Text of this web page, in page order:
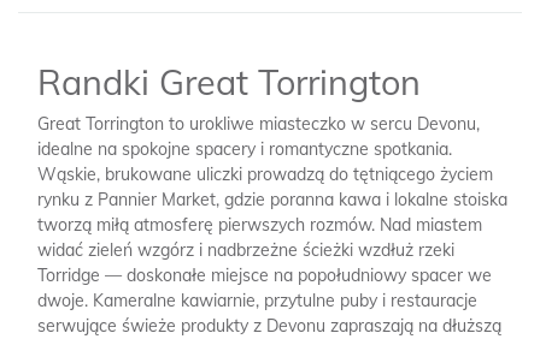
Randki Great Torrington
Great Torrington to urokliwe miasteczko w sercu Devonu,
idealne na spokojne spacery i romantyczne spotkania.
Wąskie, brukowane uliczki prowadzą do tętniącego życiem
rynku z Pannier Market, gdzie poranna kawa i lokalne stoiska
tworzą miłą atmosferę pierwszych rozmów. Nad miastem
widać zieleń wzgórz i nadbrzeżne ścieżki wzdłuż rzeki
Torridge — doskonałe miejsce na popołudniowy spacer we
dwoje. Kameralne kawiarnie, przytulne puby i restauracje
serwujące świeże produkty z Devonu zapraszają na dłuższą